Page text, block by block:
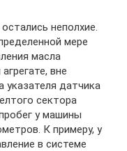
неполхие.
мере
масла
вне
указателя датчика
сектора
у машины
К примеру, у
в системе